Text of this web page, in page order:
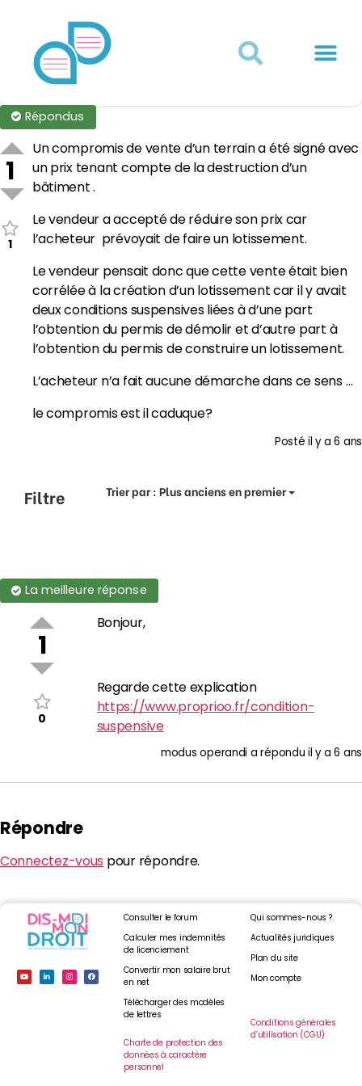
Répondus
1
1
Un compromis de vente d’un terrain a été signé avec
un prix tenant compte de la destruction d’un
bâtiment .
Le vendeur a accepté de réduire son prix car
l’acheteur prévoyait de faire un lotissement.
Le vendeur pensait donc que cette vente était bien
corrélée à la création d’un lotissement car il y avait
deux conditions suspensives liées à d’une part
l’obtention du permis de démolir et d’autre part à
l’obtention du permis de construire un lotissement.
L’acheteur n’a fait aucune démarche dans ce sens …
le compromis est il caduque?
Postéil y a 6 ans
Filtre Trier par :Plus anciens en premier
La meilleure réponse
1
0
Bonjour,
Regarde cette explication
https://www.proprioo.fr/condition-
suspensive
modus operandi a réponduil y a 6 ans
Répondre
Connectez-vous pour répondre.
Consulter le forum
Calculer mes indemnités
de licenciement
Convertir mon salaire brut
en net
Télécharger des modèles
de lettres
Charte de protection des
données à caractère
personnel
Qui sommes-nous ?
Actualités juridiques
Plan du site
Mon compte
Conditions générales
d’utilisation (CGU)